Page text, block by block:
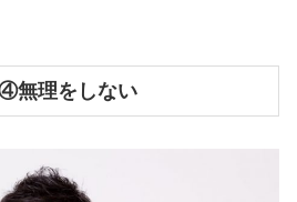
無理をしない